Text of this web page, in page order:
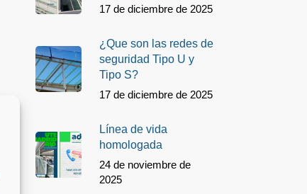
17 de diciembre de 2025
¿Que son las redes de
seguridad Tipo U y
Tipo S?
17 de diciembre de 2025
Línea de vida
homologada
24 de noviembre de
2025